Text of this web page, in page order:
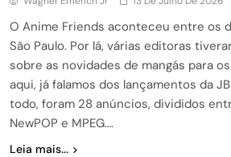
O Anime Friends aconteceu entre os
São Paulo. Por lá, várias editoras
sobre as novidades de mangás para
aqui, já falamos dos lançamentos da
todo, foram 28 anúncios, divididos
NewPOP e MPEG….
Leia mais...